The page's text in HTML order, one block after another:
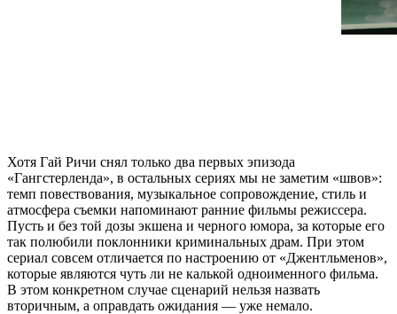
Хотя Гай Ричи снял только два первых эпизода
«Гангстерленда», в остальных сериях мы не заметим «швов»:
темп повествования, музыкальное сопровождение, стиль и
атмосфера съемки напоминают ранние фильмы режиссера.
Пусть и без той дозы экшена и черного юмора, за которые его
так полюбили поклонники криминальных драм. При этом
сериал совсем отличается по настроению от «Джентльменов»,
которые являются чуть ли не калькой одноименного фильма.
В этом конкретном случае сценарий нельзя назвать
вторичным, а оправдать ожидания — уже немало.